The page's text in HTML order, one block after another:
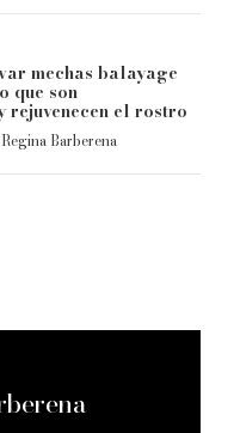
mechas balayage
que son
rejuvenecen el rostro
Regina Barberena